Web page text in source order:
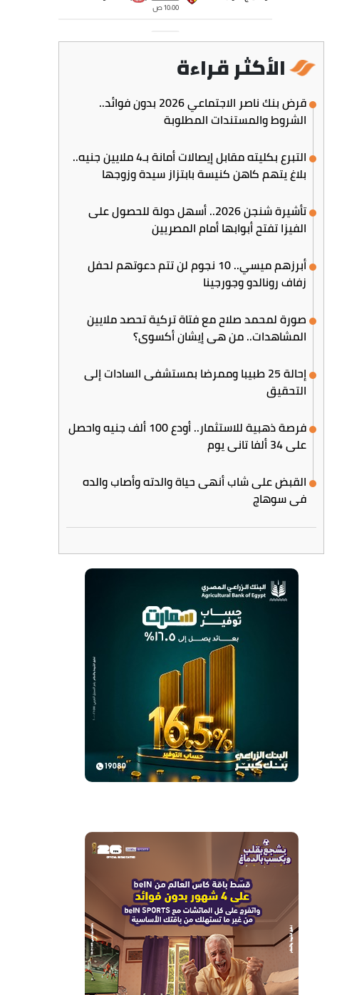
الأكثر قراءة
قرض بنك ناصر الاجتماعي 2026 بدون فوائد..
الشروط والمستندات المطلوبة
التبرع بكليته مقابل إيصالات أمانة بـ4 ملايين جنيه..
بلاغ يتهم كاهن كنيسة بابتزاز سيدة وزوجها
تأشيرة شنجن 2026.. أسهل دولة للحصول على
الفيزا تفتح أبوابها أمام المصريين
أبرزهم ميسي.. 10 نجوم لن تتم دعوتهم لحفل
زفاف رونالدو وجورجينا
صورة لمحمد صلاح مع فتاة تركية تحصد ملايين
المشاهدات.. من هي إيشان أكسوي؟
إحالة 25 طبيبا وممرضا بمستشفى السادات إلى
التحقيق
فرصة ذهبية للاستثمار.. أودع 100 ألف جنيه واحصل
على 34 ألفا تاني يوم
القبض على شاب أنهى حياة والدته وأصاب والده
في سوهاج